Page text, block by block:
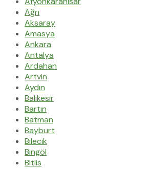
Ağrı
Aksaray
Amasya
Ankara
Antalya
Ardahan
Artvin
Aydın
Balıkesir
Bartın
Batman
Bayburt
Bilecik
Bingöl
Bitlis